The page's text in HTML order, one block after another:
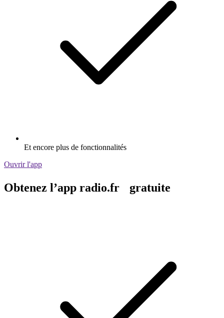
Et encore plus de fonctionnalités
Ouvrir l'app
Obtenez l’app radio.fr gratuite